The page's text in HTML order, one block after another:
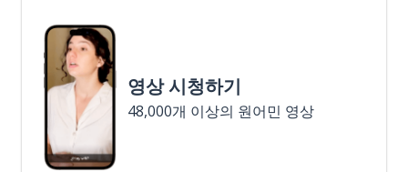
영상 시청하기
48,000개 이상의 원어민 영상